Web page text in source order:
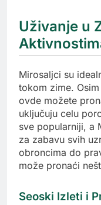
Uživanje u
Mirosaljci su
tokom zime.
ovde možete
uključuju celu
sve popularniji, a
za zabavu svih
obroncima do
može pronaći
Seoski Izleti i